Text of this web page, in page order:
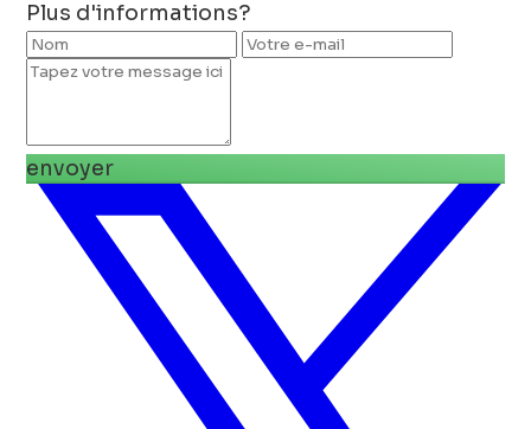
Plus d'informations?
envoyer